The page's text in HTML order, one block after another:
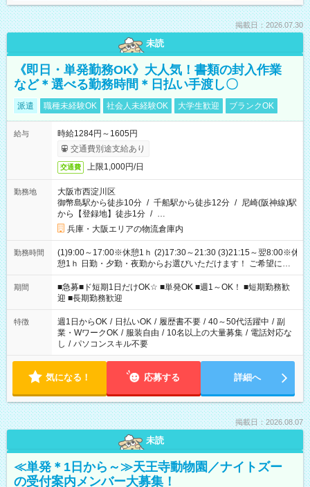
掲載日：2026.07.30
未読
《即日・単発勤務OK》大人気！書類の封入作業
など＊選べる勤務時間＊日払い手渡し〇
派遣 職種未経験OK 社会人未経験OK 大学生歓迎 ブランクOK
給与
時給1284円～1605円
交通費別途支給あり
交通費 上限1,000円/日
勤務地
大阪市西淀川区
御幣島駅から徒歩10分 / 千船駅から徒歩12分 / 尼崎(阪神線)駅
から【登録地】徒歩1分 / …
兵庫・大阪エリアの物流倉庫内
勤務時間
(1)9:00～17:00※休憩1ｈ (2)17:30～21:30 (3)21:15～翌8:00※休
憩1ｈ 日勤・夕勤・夜勤からお選びいただけます！ ご希望に合
わせて働けるお仕事です(*^^*) 【その他選べる勤務時間】 8-17
時/9-17時/9-18時/10-18時/11-21時/18-22時/20-翌4時/21-翌5
時/22-翌6時/0-翌8時 ご自身のご都合で選んで頂ける完全自由シ
フト！
期間
■急募■ド短期1日だけOK☆ ■単発OK ■週1～OK！ ■短期勤務歓
迎 ■長期勤務歓迎
特徴 週1日からOK / 日払いOK / 履歴書不要 / 40～50代活躍中 / 副
業・WワークOK / 服装自由 / 10名以上の大量募集 / 電話対応な
し / パソコンスキル不要
気になる！ 応募する 詳細へ
掲載日：2026.08.07
未読
≪単発＊1日から～≫天王寺動物園／ナイトズー
の受付案内メンバー大募集！